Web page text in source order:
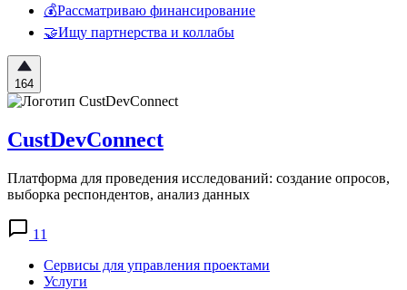
💰Рассматриваю финансирование
🤝Ищу партнерства и коллабы
164
CustDevConnect
Платформа для проведения исследований: создание опросов,
выборка респондентов, анализ данных
11
Сервисы для управления проектами
Услуги